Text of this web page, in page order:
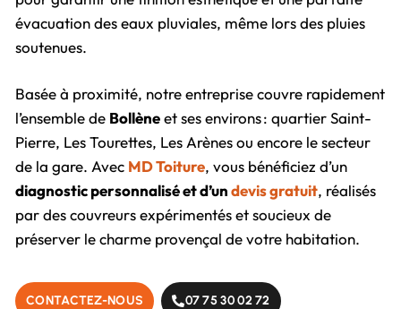
évacuation des eaux pluviales, même lors des pluies
soutenues.
Basée à proximité, notre entreprise couvre rapidement
l’ensemble de Bollèneet ses environs : quartier Saint-
Pierre, Les Tourettes, Les Arènes ou encore le secteur
de la gare. Avec MD Toiture, vous bénéficiez d’un
diagnostic personnalisé et d’undevis gratuit, réalisés
par des couvreurs expérimentés et soucieux de
préserver le charme provençal de votre habitation.
CONTACTEZ-NOUS 07 75 30 02 72